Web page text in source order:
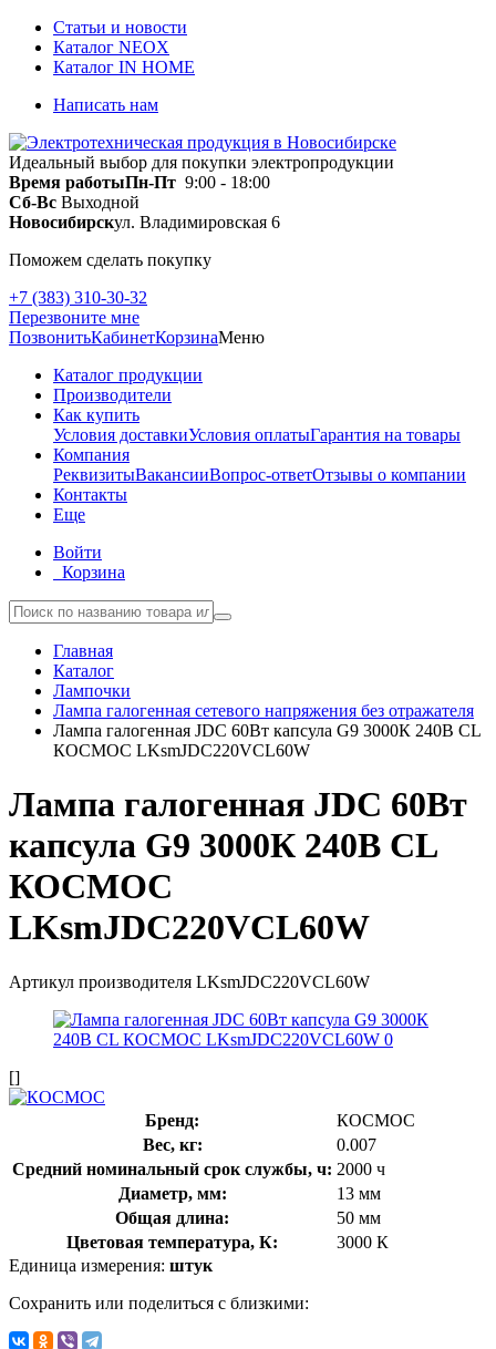
Статьи и новости
Каталог NEOX
Каталог IN HOME
Написать нам
Идеальный выбор для покупки электропродукции
Время работыПн-Пт 9:00 - 18:00
Сб-Вс Выходной
Новосибирскул. Владимировская 6
Поможем сделать покупку
+7 (383) 310-30-32
Перезвоните мне
ПозвонитьКабинетКорзинаМеню
Каталог продукции
Производители
Как купить
Условия доставкиУсловия оплатыГарантия на товары
Компания
РеквизитыВакансииВопрос-ответОтзывы о компании
Контакты
Еще
Войти
Корзина
Главная
Каталог
Лампочки
Лампа галогенная сетевого напряжения без отражателя
Лампа галогенная JDC 60Вт капсула G9 3000К 240В CL
КОСМОС LKsmJDC220VCL60W
Лампа галогенная JDC 60Вт
капсула G9 3000К 240В CL
КОСМОС
LKsmJDC220VCL60W
Артикул производителя LKsmJDC220VCL60W
[]
Бренд:
КОСМОС
Вес, кг:
0.007
Средний номинальный срок службы, ч: 2000 ч
Диаметр, мм:
13 мм
Общая длина:
50 мм
Цветовая температура, К:
3000 К
Единица измерения: штук
Сохранить или поделиться с близкими: